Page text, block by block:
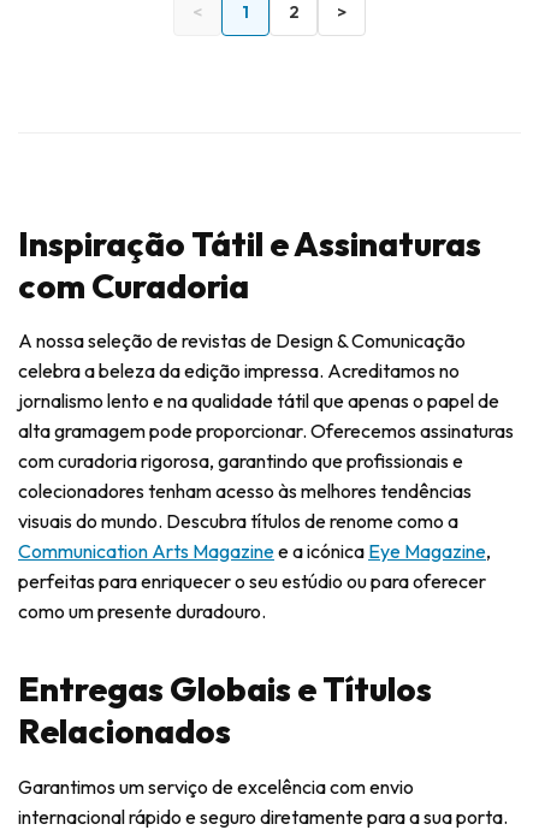
< 1 2 >
Inspiração Tátil e Assinaturas
com Curadoria
A nossa seleção de revistas de Design & Comunicação
celebra a beleza da edição impressa. Acreditamos no
jornalismo lento e na qualidade tátil que apenas o papel de
alta gramagem pode proporcionar. Oferecemos assinaturas
com curadoria rigorosa, garantindo que profissionais e
colecionadores tenham acesso às melhores tendências
visuais do mundo. Descubra títulos de renome como a
Communication Arts Magazinee a icónica Eye Magazine,
perfeitas para enriquecer o seu estúdio ou para oferecer
como um presente duradouro.
Entregas Globais e Títulos
Relacionados
Garantimos um serviço de excelência com envio
internacional rápido e seguro diretamente para a sua porta.